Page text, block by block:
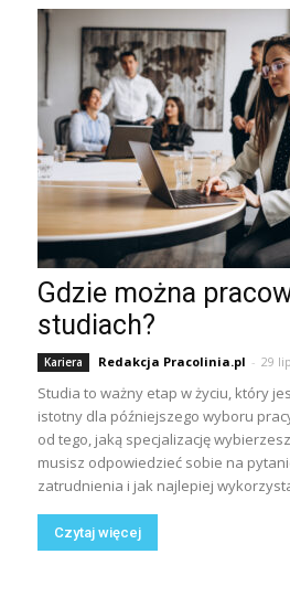
Gdzie można
studiach?
Kariera Redakcja Pracolinia.pl - 29
Studia to ważny etap w życiu, który
istotny dla późniejszego wyboru
od tego, jaką specjalizację
musisz odpowiedzieć sobie na
zatrudnienia i jak najlepiej
Czytaj więcej